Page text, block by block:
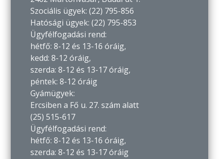
Szociális ügyek: (22) 795-856
Hatósági ügyek: (22) 795-853
Ügyfélfogadási rend:
hétfő: 8-12 és 13-16 óráig,
kedd: 8-12 óráig,
szerda: 8-12 és 13-17 óráig,
péntek: 8-12 óráig
Gyámügyek:
Ercsiben a Fő u. 27. szám alatt
(25) 515-617
Ügyfélfogadási rend:
hétfő: 8-12 és 13-16 óráig,
szerda: 8-12 és 13-17 óráig